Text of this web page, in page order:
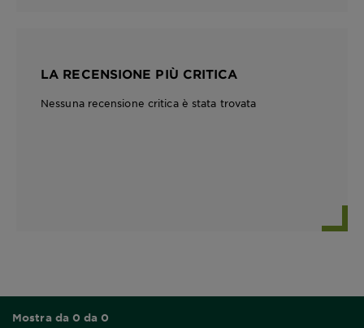
LA RECENSIONE PIÙ CRITICA
Nessuna recensione critica è stata trovata
Mostra da 0 da 0